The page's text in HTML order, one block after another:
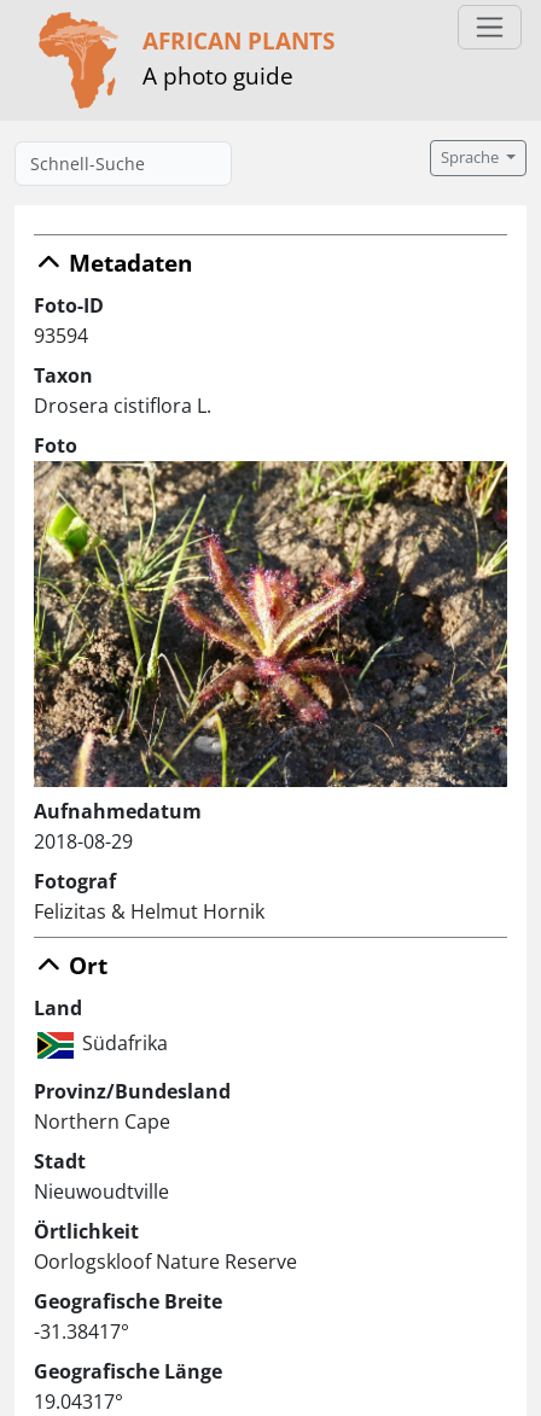
AFRICAN PLANTS
A photo guide
Sprache
Metadaten
Foto-ID
93594
Taxon
Drosera cistiflora L.
Foto
Aufnahmedatum
2018-08-29
Fotograf
Felizitas & Helmut Hornik
Ort
Land
Südafrika
Provinz/Bundesland
Northern Cape
Stadt
Nieuwoudtville
Örtlichkeit
Oorlogskloof Nature Reserve
Geografische Breite
-31.38417°
Geografische Länge
19.04317°